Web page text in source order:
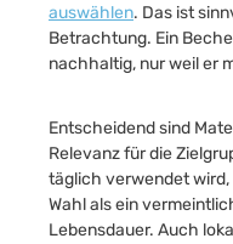
auswählen. Das ist
Betrachtung. Ein
nachhaltig, nur weil er
Entscheidend sind
Relevanz für die
täglich verwendet wird,
Wahl als ein
Lebensdauer. Auch